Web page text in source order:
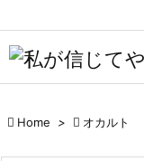
 Home >  オカルト